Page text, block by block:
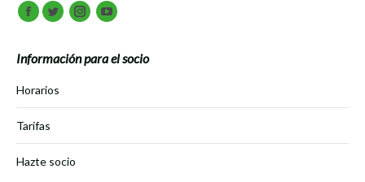
Encuéntranos en:
Facebook
TwitterInstagramYoutube
Información para el socio
Horarios
Tarifas
Hazte socio